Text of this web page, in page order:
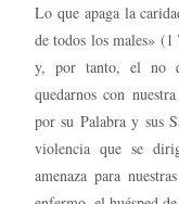
Lo que apaga la
de todos los males»
y, por tanto, el no
quedarnos con
por su Palabra y sus
violencia que se
amenaza para